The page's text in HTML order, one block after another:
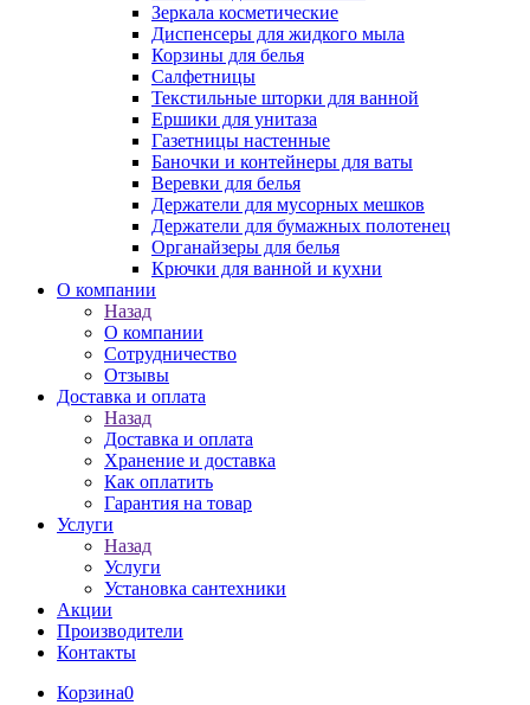
Зеркала косметические
Диспенсеры для жидкого мыла
Корзины для белья
Салфетницы
Текстильные шторки для ванной
Ершики для унитаза
Газетницы настенные
Баночки и контейнеры для ваты
Веревки для белья
Держатели для мусорных мешков
Держатели для бумажных полотенец
Органайзеры для белья
Крючки для ванной и кухни
О компании
Назад
О компании
Сотрудничество
Отзывы
Доставка и оплата
Назад
Доставка и оплата
Хранение и доставка
Как оплатить
Гарантия на товар
Услуги
Назад
Услуги
Установка сантехники
Акции
Производители
Контакты
Корзина0